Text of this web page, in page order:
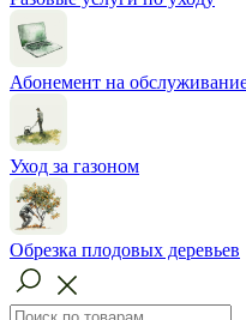
Абонемент на
Уход за газоном
Обрезка плодовых деревьев